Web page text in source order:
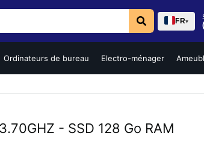
FR▾
Ordinateurs de bureau Electro-ménager
- SSD 128 Go RAM